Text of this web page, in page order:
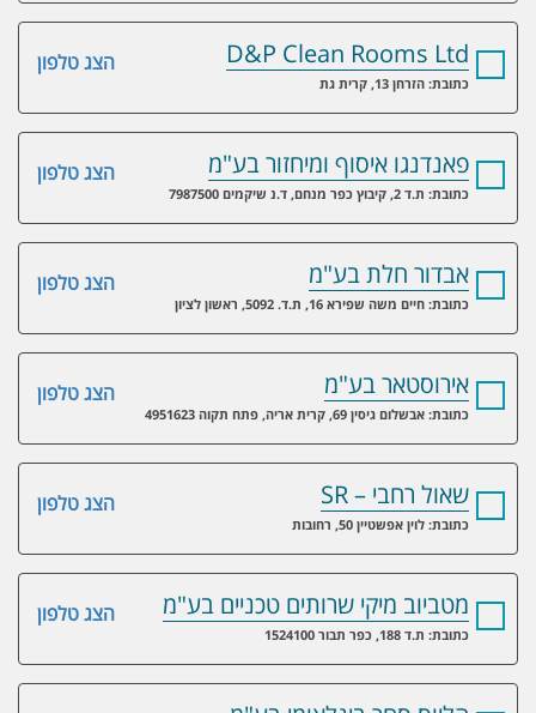
הצג טלפון D&P Clean Rooms Ltd
כתובת: הזרחן 13, קרית גת
הצג טלפון פאנדנגו איסוף ומיחזור בע"מ
כתובת: ת.ד 2, קיבוץ כפר מנחם, ד.נ שיקמים 7987500
הצג טלפון אבדור חלת בע"מ
כתובת: חיים משה שפירא 16, ת.ד. 5092, ראשון לציון
הצג טלפון אירוסטאר בע"מ
כתובת: אבשלום גיסין 69, קרית אריה, פתח תקוה 4951623
הצג טלפון שאול רחבי – SR
כתובת: לוין אפשטיין 50, רחובות
הצג טלפון מטביוב מיקי שרותים טכניים בע"מ
כתובת: ת.ד 188, כפר תבור 1524100